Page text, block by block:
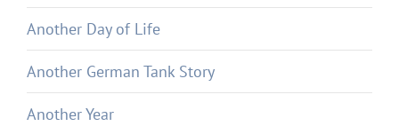
Another Day of Life
Another German Tank Story
Another Year